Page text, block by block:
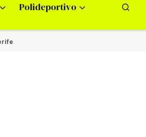
Polideportivo